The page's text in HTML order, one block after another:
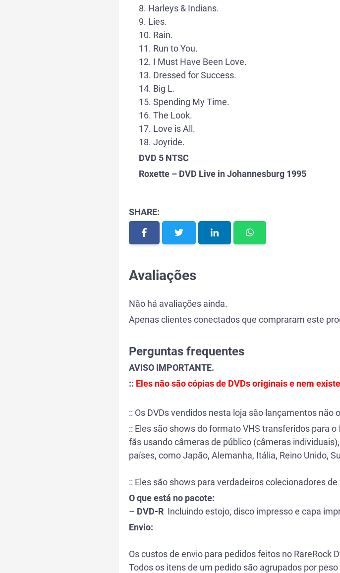
8. Harleys & Indians.
9. Lies.
10. Rain.
11. Run to You.
12. I Must Have Been Love.
13. Dressed for Success.
14. Big L.
15. Spending My Time.
16. The Look.
17. Love is All.
18. Joyride.
DVD 5 NTSC
Roxette – DVD Live in Johannesburg 1995
SHARE:
Avaliações
Não há avaliações ainda.
Apenas clientes conectados que compraram este
Perguntas frequentes
AVISO IMPORTANTE.
:: Eles não são cópias de DVDs originais e nem
:: Os DVDs vendidos nesta loja são lançamentos
:: Eles são shows do formato VHS transferidos para
fãs usando câmeras de público (câmeras
países, como Japão, Alemanha, Itália, Reino Unido,
:: Eles são shows para verdadeiros colecionadores
O que está no pacote:
– DVD-R Incluindo estojo, disco impresso e capa
Envio:
Os custos de envio para pedidos feitos no RareRock
Todos os itens de um pedido são agrupados por